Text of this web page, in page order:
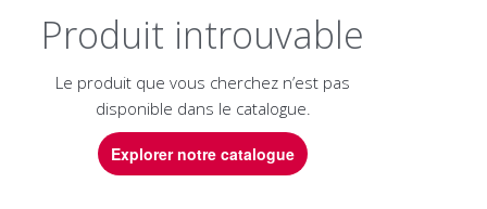
Produit introuvable
Le produit que vous cherchez n’est pas
disponible dans le catalogue.
Explorer notre catalogue